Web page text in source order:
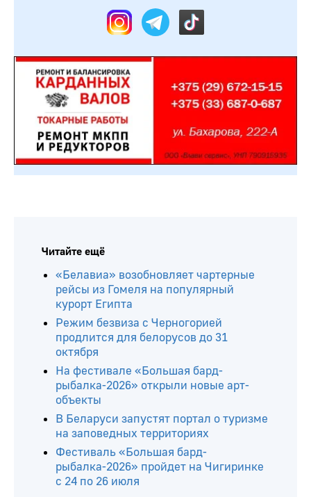
Читайте ещё
«Белавиа» возобновляет чартерные
рейсы из Гомеля на популярный
курорт Египта
Режим безвиза с Черногорией
продлится для белорусов до 31
октября
На фестивале «Большая бард-
рыбалка-2026» открыли новые арт-
объекты
В Беларуси запустят портал о туризме
на заповедных территориях
Фестиваль «Большая бард-
рыбалка-2026» пройдет на Чигиринке
с 24 по 26 июля